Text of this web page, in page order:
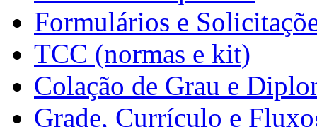
Formulários e
TCC (normas e kit)
Colação de Grau e
Grade, Currículo e